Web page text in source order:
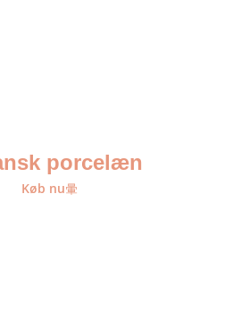
porcelæn
Køb nu